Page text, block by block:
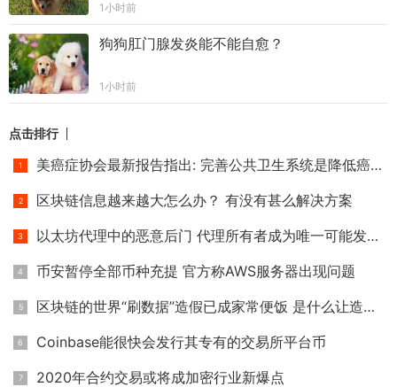
1小时前
狗狗肛门腺发炎能不能自愈？
1小时前
点击排行
美癌症协会最新报告指出: 完善公共卫生系统是降低癌症死亡率
区块链信息越来越大怎么办？ 有没有甚么解决方案
以太坊代理中的恶意后门 代理所有者成为唯一可能发生冲突的帐
币安暂停全部币种充提 官方称AWS服务器出现问题
区块链的世界“刷数据”造假已成家常便饭 是什么让造假者日益
Coinbase能很快会发行其专有的交易所平台币
2020年合约交易或将成加密行业新爆点